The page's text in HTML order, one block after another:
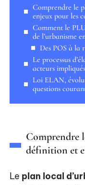
Comprendre le
enjeux pour les
Comment le
de l’urbanisme
Des POS à la
Le processus
acteurs impliqués
Loi ELAN,
questions
Comprendre
définition et
Le plan local